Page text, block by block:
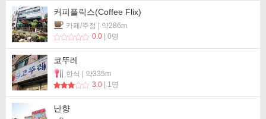
커피플릭스(Coffee Flix)
카페/주점 | 약286m
0.0 | 0명
코뚜레
한식 | 약335m
3.0 | 1명
난향